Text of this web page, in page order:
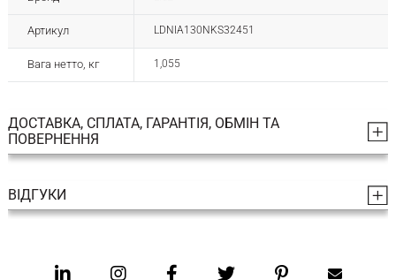
Артикул LDNIA130NKS32451
Вага нетто, кг 1,055
ДОСТАВКА, СПЛАТА, ГАРАНТІЯ, ОБМІН ТА
ПОВЕРНЕННЯ
ВІДГУКИ